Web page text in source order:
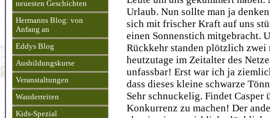
neuesten Geschichten
Hermanns Blog: von
Anfang an
Eddys Blog
Ausbildungskurse
Veranstaltungen
Wanderreiten
Kids-Spezial
Urlaub. Nun sollte man ja
sich mit frischer Kraft auf uns
einen Sonnenstich mitgebracht.
Rückkehr standen plötzlich zwei
heutzutage im Zeitalter des
unfassbar! Erst war ich ja
dass dieses kleine schwarze
Sehr schnuckelig. Findet
Konkurrenz zu machen! Der